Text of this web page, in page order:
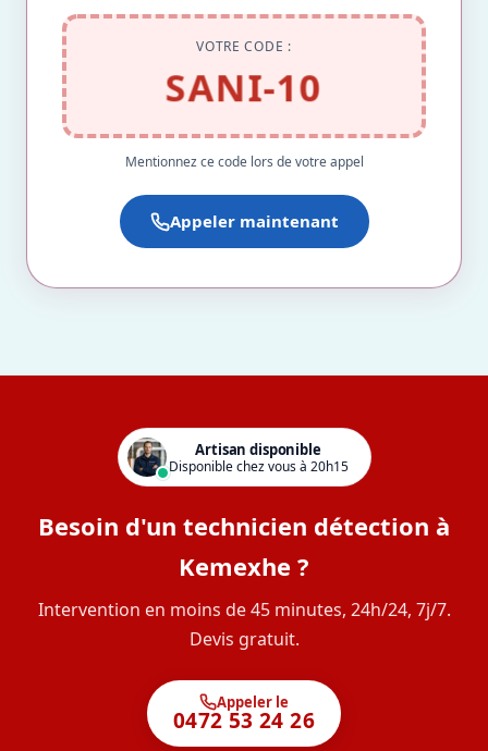
VOTRE CODE :
SANI-10
Mentionnez ce code lors de votre appel
Appeler maintenant
Artisan disponible
Disponible chez vous à 20h15
Besoin d'un technicien détection à
Kemexhe ?
Intervention en moins de 45 minutes, 24h/24, 7j/7.
Devis gratuit.
Appeler le
0472 53 24 26